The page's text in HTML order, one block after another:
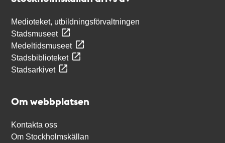
Medioteket, utbildningsförvaltningen
Stadsmuseet
Medeltidsmuseet
Stadsbiblioteket
Stadsarkivet
Om webbplatsen
Kontakta oss
Om Stockholmskällan